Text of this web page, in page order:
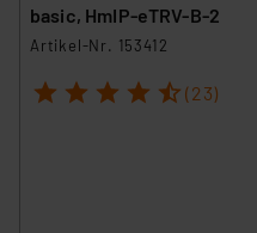
basic, HmIP-eTRV-B-2
Artikel-Nr. 153412
1 2 3 4 5 (23)